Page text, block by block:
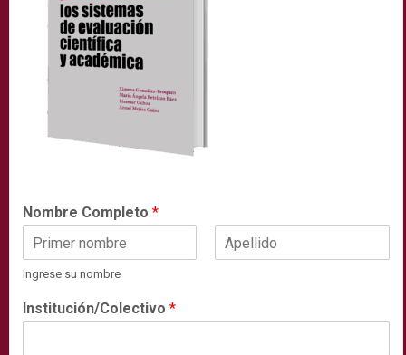
Nombre Completo *
o
b
r
l
Ingrese su nombre
Institución/Colectivo *